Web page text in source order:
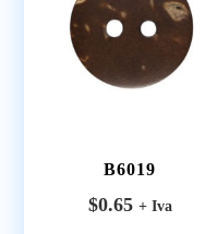
B6019
$0.65 + Iva